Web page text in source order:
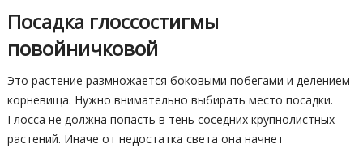
Посадка глоссостигмы
повойничковой
Это растение размножается боковыми побегами и делением
корневища. Нужно внимательно выбирать место посадки.
Глосса не должна попасть в тень соседних крупнолистных
растений. Иначе от недостатка света она начнет